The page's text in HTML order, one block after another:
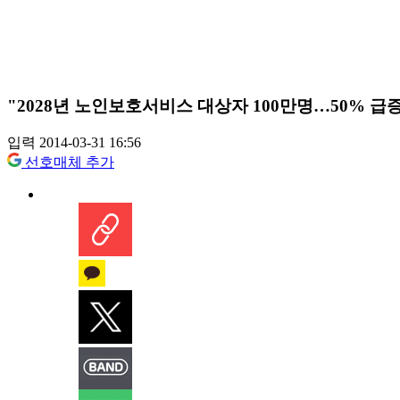
"2028년 노인보호서비스 대상자 100만명…50% 급
입력 2014-03-31 16:56
선호매체 추가